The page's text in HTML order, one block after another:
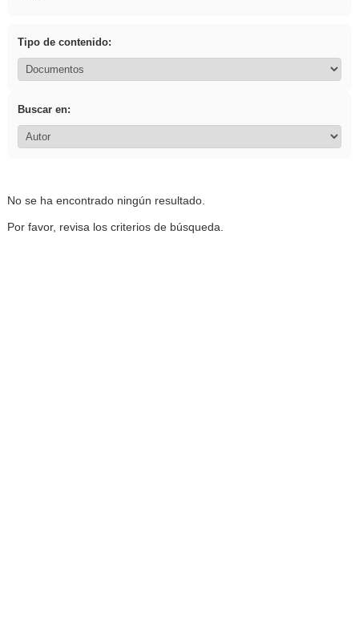
Tipo de contenido:
Buscar en:
No se ha encontrado ningún resultado.
Por favor, revisa los criterios de búsqueda.